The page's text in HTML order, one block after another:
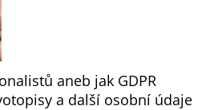
aneb jak GDPR
a další osobní údaje